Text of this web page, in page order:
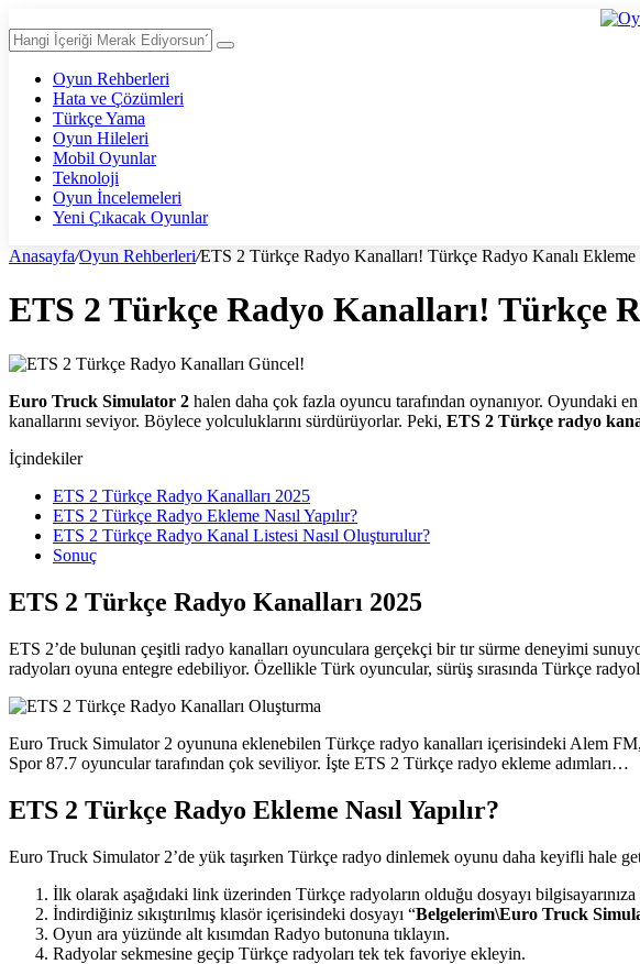
Oyun Rehberleri
Hata ve Çözümleri
Türkçe Yama
Oyun Hileleri
Mobil Oyunlar
Teknoloji
Oyun İncelemeleri
Yeni Çıkacak Oyunlar
Anasayfa/Oyun Rehberleri/ETS 2 Türkçe Radyo Kanalları! Türkçe Radyo Kanalı Ekleme
ETS 2 Türkçe Radyo Kanalları! Türkçe
Euro Truck Simulator 2 halen daha çok fazla oyuncu tarafından oynanıyor. Oyundaki
kanallarını seviyor. Böylece yolculuklarını sürdürüyorlar. Peki, ETS 2 Türkçe radyo
İçindekiler
ETS 2 Türkçe Radyo Kanalları 2025
ETS 2 Türkçe Radyo Ekleme Nasıl Yapılır?
ETS 2 Türkçe Radyo Kanal Listesi Nasıl Oluşturulur?
Sonuç
ETS 2 Türkçe Radyo Kanalları 2025
ETS 2’de bulunan çeşitli radyo kanalları oyunculara gerçekçi bir tır sürme deneyimi
radyoları oyuna entegre edebiliyor. Özellikle Türk oyuncular, sürüş sırasında Türkçe
Euro Truck Simulator 2 oyununa eklenebilen Türkçe radyo kanalları içerisindeki Alem
Spor 87.7 oyuncular tarafından çok seviliyor. İşte ETS 2 Türkçe radyo ekleme adımları…
ETS 2 Türkçe Radyo Ekleme Nasıl Yapılır?
Euro Truck Simulator 2’de yük taşırken Türkçe radyo dinlemek oyunu daha keyifli hale
İlk olarak aşağıdaki link üzerinden Türkçe radyoların olduğu dosyayı
İndirdiğiniz sıkıştırılmış klasör içerisindeki dosyayı “Belgelerim\Euro Truck
Oyun ara yüzünde alt kısımdan Radyo butonuna tıklayın.
Radyolar sekmesine geçip Türkçe radyoları tek tek favoriye ekleyin.